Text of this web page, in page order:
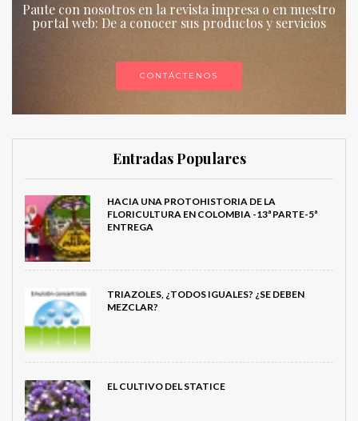
Paute con nosotros en la revista impresa o en nuestro
portal web: De a conocer sus productos y servicios
CONTÁCTENOS
Entradas Populares
HACIA UNA PROTOHISTORIA DE LA
FLORICULTURA EN COLOMBIA -13ª PARTE-5ª
ENTREGA
TRIAZOLES, ¿TODOS IGUALES? ¿SE DEBEN
MEZCLAR?
EL CULTIVO DEL STATICE